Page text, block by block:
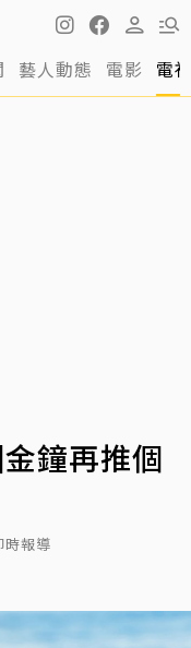
藝人動態 電影 電
鐘再推個
時報導